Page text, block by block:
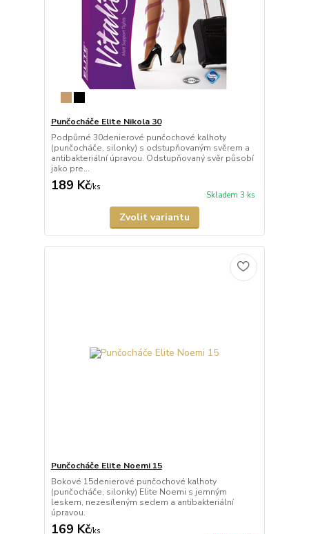
Punčocháče Elite Nikola 30
Podpůrné 30denierové punčochové kalhoty
(punčocháče, silonky) s odstupňovaným svěrem a
antibakteriální úpravou. Odstupňovaný svěr působí
jako pre...
189 Kč/ks
Skladem 3 ks
Zvolit variantu
Punčocháče Elite Noemi 15
Bokové 15denierové punčochové kalhoty
(punčocháče, silonky) Elite Noemi s jemným
leskem, nezesíleným sedem a antibakteriální
úpravou.
169 Kč/ks